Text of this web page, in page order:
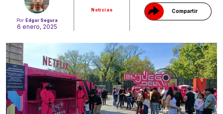
Por Edgar Segura
6 enero, 2025
Noticias Compartir